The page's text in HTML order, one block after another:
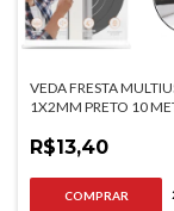
VEDA FRESTA
1X2MM PRETO 10
R$13,40